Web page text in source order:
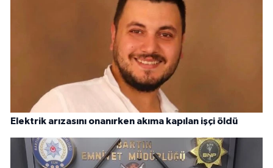
Elektrik arızasını onanırken akıma kapılan işçi öldü